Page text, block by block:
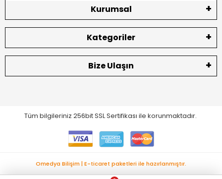
Kurumsal
Kategoriler
Bize Ulaşın
Tüm bilgileriniz 256bit SSL Sertifikası ile korunmaktadır.
Omedya Bilişim | E-ticaret paketleri ile hazırlanmıştır.